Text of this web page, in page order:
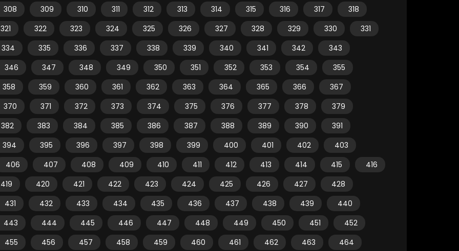
308
309 310 311 312 313 314 315 316 317
318
321
322 323 324 325 326 327 328 329 330
331
334
335 336 337 338 339 340 341 342
343
346
347 348 349 350 351 352 353 354
355
358
359 360 361 362 363 364 365 366
367
370
371 372 373 374 375 376 377 378
379
382
383 384 385 386 387 388 389 390
391
394
395 396 397 398 399 400 401 402
403
406
407 408 409 410 411 412 413 414 415
416
419
420 421 422 423 424 425 426 427
428
431
432 433 434 435 436 437 438 439
440
443
444 445 446 447 448 449 450 451
452
455
456 457 458 459 460 461 462 463
464